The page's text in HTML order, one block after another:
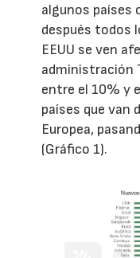
algunos países
después todos
EEUU se ven
administración
entre el 10% y
países que van
Europea,
(Gráfico 1).